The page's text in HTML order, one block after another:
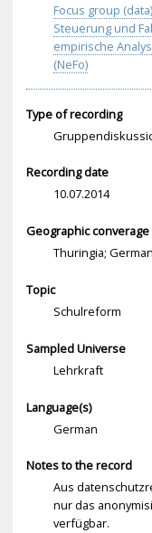
Focus group
Steuerung und
empirische
(NeFo)
Type of recording
Recording date
10.07.2014
Geographic
Thuringia;
Topic
Schulreform
Sampled Universe
Lehrkraft
Language(s)
German
Notes to the record
Aus
nur das
verfügbar.